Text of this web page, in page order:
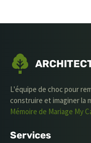
L'équipe de choc pour
construire et imaginer la
Mémoire de Mariage My
Services